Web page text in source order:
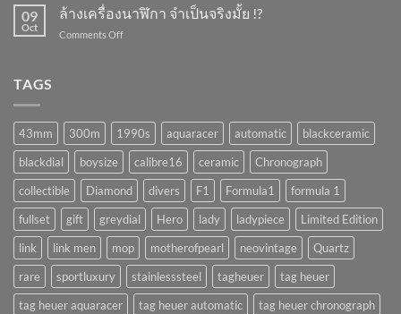
!?เครื่อง
พัง
ถ้า
09
Oct
ล้างเครื่องนาฬิกา จำเป็นจริงมั้ย !?
Comments Offon
มั้ย
!?
TAGS
43mm 300m 1990s aquaracer automatic
blackceramic
blackdial
boysize calibre16 ceramic
Chronograph
collectible
Diamond divers F1 Formula1
formula 1
fullset
gift greydial Hero lady ladypiece
Limited Edition
link
link men mop motherofpearl neovintage
Quartz
rare
sportluxury stainlesssteel tagheuer
tag heuer
tag heuer aquaracer
tag heuer automatic
tag heuer chronograph